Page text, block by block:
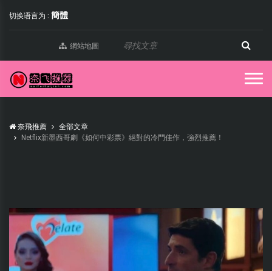
切换语言为 : 簡體
網站地圖
奈飛推薦
全部文章
Netflix新墨西哥劇《如何中彩票》絕對的冷門佳作，強烈推薦！